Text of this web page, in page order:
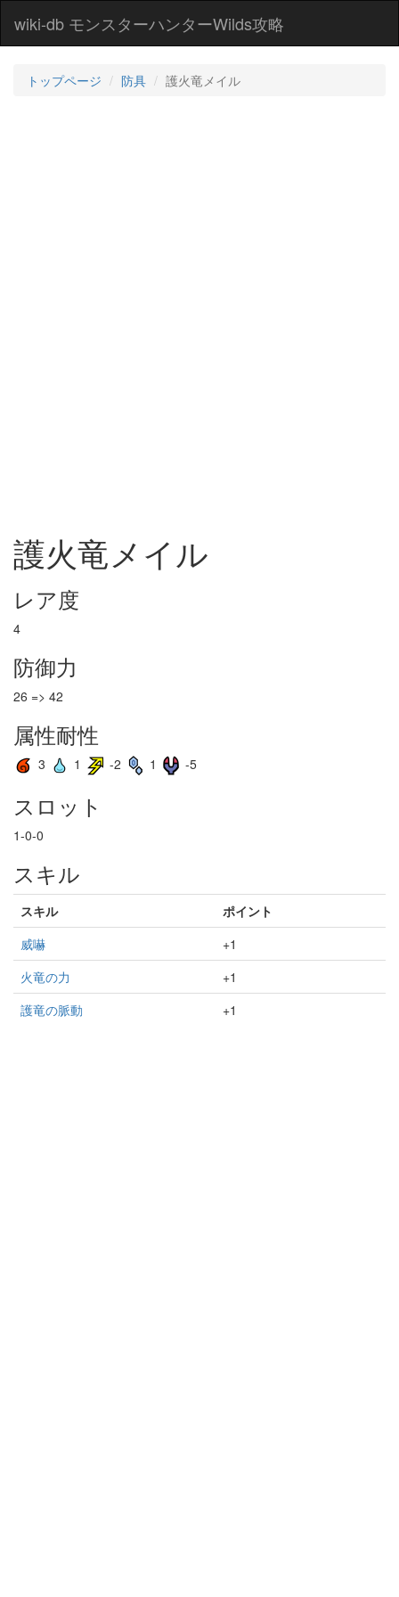
wiki-db モンスターハンターWilds攻略
トップページ 防具 護火竜メイル
護火竜メイル
レア度
4
防御力
26 => 42
属性耐性
3 1 -2 1 -5
スロット
1-0-0
スキル
スキル
ポイント
威嚇
+1
火竜の力
+1
護竜の脈動
+1